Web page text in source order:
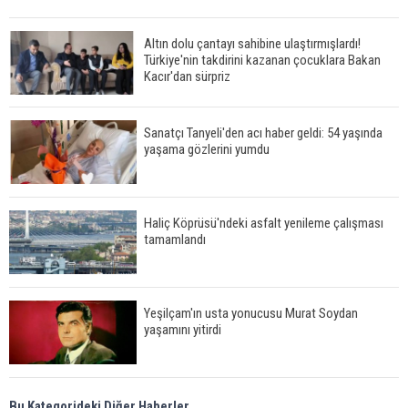
Altın dolu çantayı sahibine ulaştırmışlardı!
Türkiye'nin takdirini kazanan çocuklara Bakan
Kacır'dan sürpriz
Sanatçı Tanyeli'den acı haber geldi: 54 yaşında
yaşama gözlerini yumdu
Haliç Köprüsü'ndeki asfalt yenileme çalışması
tamamlandı
Yeşilçam'ın usta yonucusu Murat Soydan
yaşamını yitirdi
Meral Akşener ile Müsavat Dervişoğlu cenazede